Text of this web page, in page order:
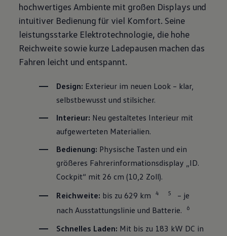
hochwertiges Ambiente mit großen Displays und
intuitiver Bedienung für viel Komfort. Seine
leistungsstarke Elektrotechnologie, die hohe
Reichweite sowie kurze Ladepausen machen das
Fahren leicht und entspannt.
Design: Exterieur im neuen Look – klar,
selbstbewusst und stilsicher.
Interieur: Neu gestaltetes Interieur mit
aufgewerteten Materialien.
Bedienung: Physische Tasten und ein
größeres Fahrerinformationsdisplay „ID.
Cockpit“ mit 26 cm (10,2 Zoll).
Reichweite: bis zu 629 km 4 5
– je
nach Ausstattungslinie und Batterie.
6
Schnelles Laden: Mit bis zu 183 kW DC in